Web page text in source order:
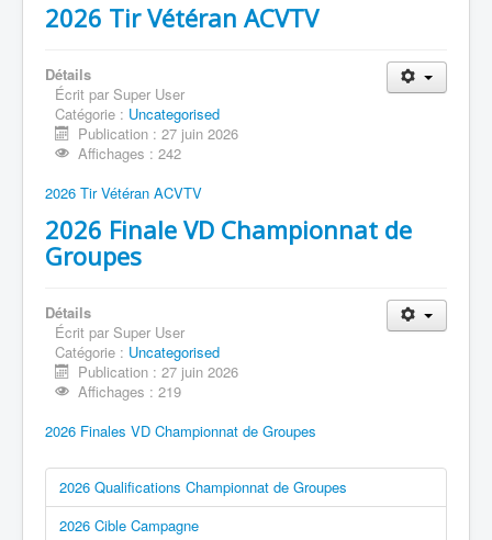
2026 Tir Vétéran ACVTV
Détails
Écrit par Super User
Catégorie : Uncategorised
Publication : 27 juin 2026
Affichages : 242
2026 Tir Vétéran ACVTV
2026 Finale VD Championnat de
Groupes
Détails
Écrit par Super User
Catégorie : Uncategorised
Publication : 27 juin 2026
Affichages : 219
2026 Finales VD Championnat de Groupes
2026 Qualifications Championnat de Groupes
2026 Cible Campagne